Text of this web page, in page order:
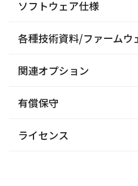
ソフトウェア仕様
各種技術資料/ファームウ
関連オプション
有償保守
ライセンス